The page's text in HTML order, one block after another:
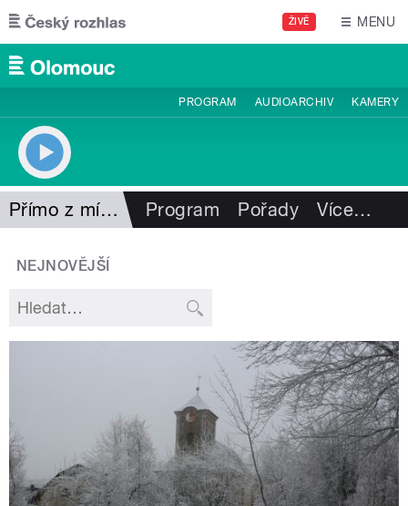
Přejít k hlavnímu obsahu
ŽIVĚ MENU
PROGRAM AUDIOARCHIV KAMERY
Přímo z místa Program Pořady Více…
NEJNOVĚJŠÍ